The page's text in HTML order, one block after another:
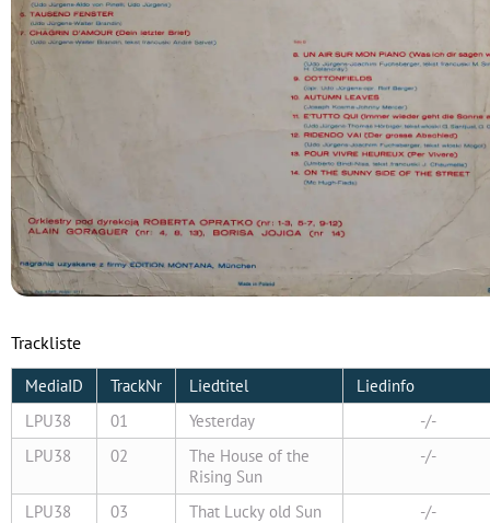
Trackliste
LPU38 01 Yesterday
-/-
LPU38
02
The House of the
Rising Sun
-/-
LPU38 03 That Lucky old Sun
-/-
MediaID TrackNr Liedtitel Liedinfo